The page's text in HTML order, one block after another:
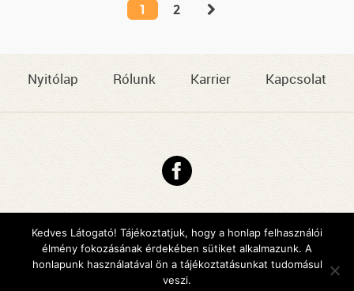
1 2
Nyitólap Rólunk Karrier Kapcsolat
Copyright © 2026 DMJV Család- és Gyermekjóléti Központja
Impresszum
Arculattervezés, honlaptervezés: Kreatív Vonalak
Kedves Látogató! Tájékoztatjuk, hogy a honlap felhasználói
élmény fokozásának érdekében sütiket alkalmazunk. A
honlapunk használatával ön a tájékoztatásunkat tudomásul
veszi.